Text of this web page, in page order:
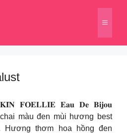
Menu
𝐅𝐎𝐄𝐋𝐋𝐈𝐄 𝐄𝐚𝐮 𝐃𝐞 𝐁𝐢𝐣𝐨𝐮
màu đen mùi hương best
Hương thơm hoa hồng đen